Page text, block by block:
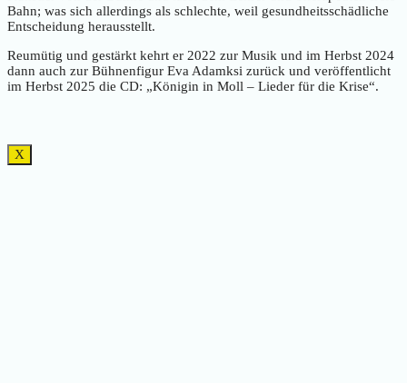
Bahn; was sich allerdings als schlechte, weil gesundheitsschädliche
Entscheidung herausstellt.
Reumütig und gestärkt kehrt er 2022 zur Musik und im Herbst 2024
dann auch zur Bühnenfigur Eva Adamksi zurück und veröffentlicht
im Herbst 2025 die CD: „Königin in Moll – Lieder für die Krise“.
X